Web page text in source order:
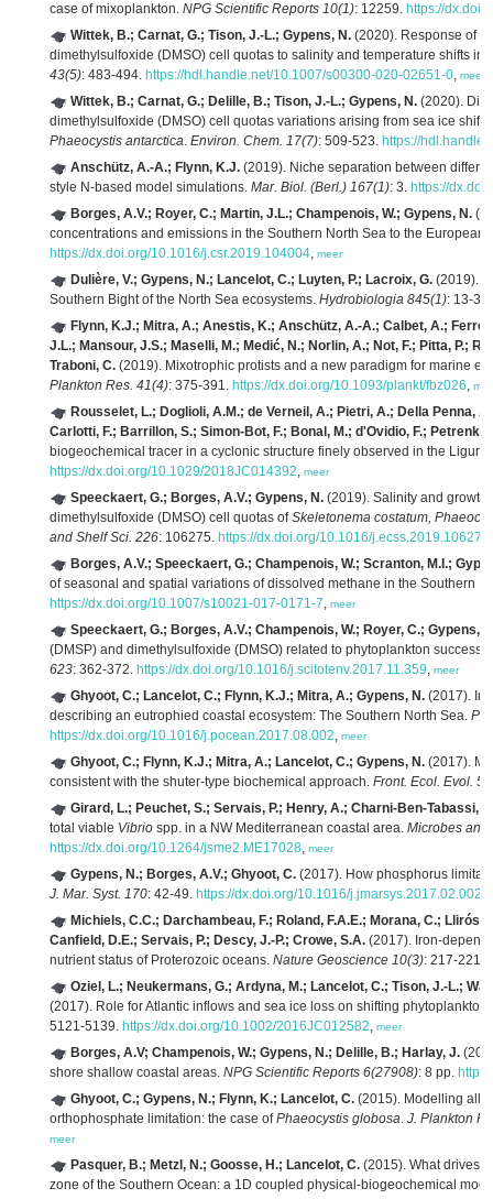
case of mixoplankton. NPG Scientific Reports 10(1): 12259. https://
Wittek, B.; Carnat, G.; Tison, J.-L.; Gypens, N. (2020). Response of
dimethylsulfoxide (DMSO) cell quotas to salinity and temperature shifts in
43(5): 483-494. https://hdl.handle.net/10.1007/s00300-020-02651-0, meer
Wittek, B.; Carnat, G.; Delille, B.; Tison, J.-L.; Gypens, N. (2020).
dimethylsulfoxide (DMSO) cell quotas variations arising from sea ice
Phaeocystis antarctica. Environ. Chem. 17(7): 509-523. https://
Anschütz, A.-A.; Flynn, K.J. (2019). Niche separation between
style N-based model simulations. Mar. Biol. (Berl.) 167(1): 3. https://
Borges, A.V.; Royer, C.; Martin, J.L.; Champenois, W.; Gypens, N.
concentrations and emissions in the Southern North Sea to the European
https://dx.doi.org/10.1016/j.csr.2019.104004, meer
Dulière, V.; Gypens, N.; Lancelot, C.; Luyten, P.; Lacroix, G. (2019).
Southern Bight of the North Sea ecosystems. Hydrobiologia 845(1): 13-
Flynn, K.J.; Mitra, A.; Anestis, K.; Anschütz, A.-A.; Calbet, A.;
J.L.; Mansour, J.S.; Maselli, M.; Medić, N.; Norlin, A.; Not, F.; Pitta, P.;
Traboni, C. (2019). Mixotrophic protists and a new paradigm for marine
Plankton Res. 41(4): 375-391. https://dx.doi.org/10.1093/plankt/fbz026,
Rousselet, L.; Doglioli, A.M.; de Verneil, A.; Pietri, A.; Della Penna,
Carlotti, F.; Barrillon, S.; Simon-Bot, F.; Bonal, M.; d'Ovidio, F.; Petrenko,
biogeochemical tracer in a cyclonic structure finely observed in the
https://dx.doi.org/10.1029/2018JC014392, meer
Speeckaert, G.; Borges, A.V.; Gypens, N. (2019). Salinity and
dimethylsulfoxide (DMSO) cell quotas ofSkeletonema costatum,
and Shelf Sci. 226: 106275. https://dx.doi.org/10.1016/j.ecss.2019.106275
Borges, A.V.; Speeckaert, G.; Champenois, W.; Scranton, M.I.;
of seasonal and spatial variations of dissolved methane in the Southern
https://dx.doi.org/10.1007/s10021-017-0171-7, meer
Speeckaert, G.; Borges, A.V.; Champenois, W.; Royer, C.; Gypens,
(DMSP) and dimethylsulfoxide (DMSO) related to phytoplankton
623: 362-372. https://dx.doi.org/10.1016/j.scitotenv.2017.11.359, meer
Ghyoot, C.; Lancelot, C.; Flynn, K.J.; Mitra, A.; Gypens, N. (2017).
describing an eutrophied coastal ecosystem: The Southern North Sea.
https://dx.doi.org/10.1016/j.pocean.2017.08.002, meer
Ghyoot, C.; Flynn, K.J.; Mitra, A.; Lancelot, C.; Gypens, N. (2017).
consistent with the shuter-type biochemical approach. Front. Ecol. Evol. 5
Girard, L.; Peuchet, S.; Servais, P.; Henry, A.; Charni-Ben-Tabassi,
total viable Vibrio spp. in a NW Mediterranean coastal area. Microbes and
https://dx.doi.org/10.1264/jsme2.ME17028, meer
Gypens, N.; Borges, A.V.; Ghyoot, C. (2017). How phosphorus
J. Mar. Syst. 170: 42-49. https://dx.doi.org/10.1016/j.jmarsys.2017.02.002
Michiels, C.C.; Darchambeau, F.; Roland, F.A.E.; Morana, C.;
Canfield, D.E.; Servais, P.; Descy, J.-P.; Crowe, S.A. (2017). Iron-
nutrient status of Proterozoic oceans. Nature Geoscience 10(3): 217-221.
Oziel, L.; Neukermans, G.; Ardyna, M.; Lancelot, C.; Tison, J.-L.;
(2017). Role for Atlantic inflows and sea ice loss on shifting
5121-5139. https://dx.doi.org/10.1002/2016JC012582, meer
Borges, A.V; Champenois, W.; Gypens, N.; Delille, B.; Harlay, J.
shore shallow coastal areas. NPG Scientific Reports 6(27908): 8 pp.
Ghyoot, C.; Gypens, N.; Flynn, K.; Lancelot, C. (2015). Modelling
orthophosphate limitation: the case ofPhaeocystis globosa. J. Plankton
meer
Pasquer, B.; Metzl, N.; Goosse, H.; Lancelot, C. (2015). What drives
zone of the Southern Ocean: a 1D coupled physical-biogeochemical